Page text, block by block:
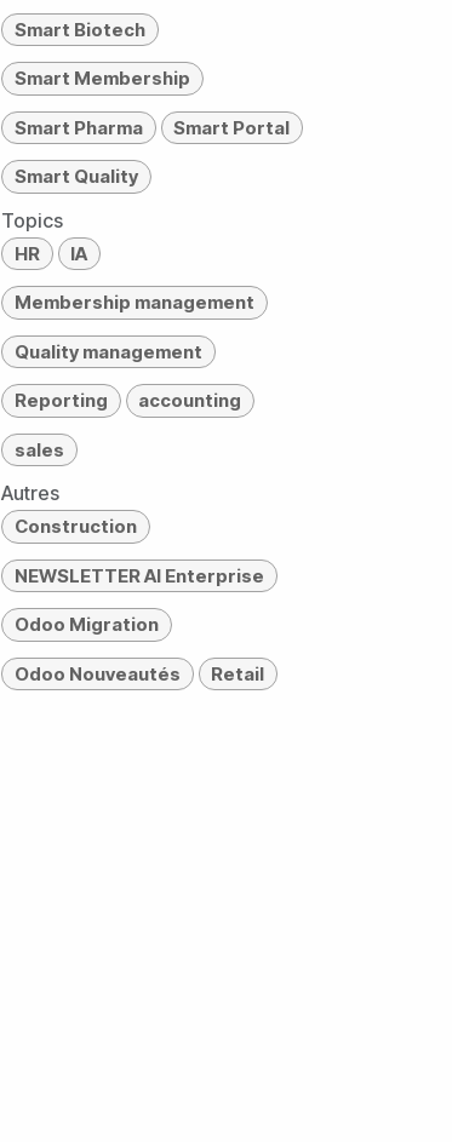
Smart Biotech
Smart Membership
Smart Pharma Smart Portal
Smart Quality
Topics
HR IA
Membership management
Quality management
Reporting accounting
sales
Autres
Construction
NEWSLETTER AI Enterprise
Odoo Migration
Odoo Nouveautés Retail